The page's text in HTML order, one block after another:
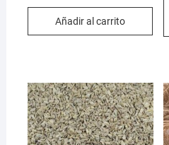
Añadir al carrito